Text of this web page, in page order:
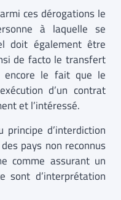
ces dérogations le
à laquelle se
doit également être
de facto le transfert
le fait que le
d’un contrat
et l’intéressé.
principe d’interdiction
pays non reconnus
comme assurant un
sont d’interprétation